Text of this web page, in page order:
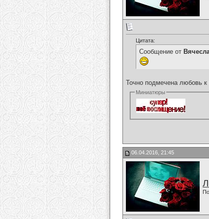
Цитата:
Сообщение от
Точно подмечена любовь
Миниатюры
06.04.2016, 21:45